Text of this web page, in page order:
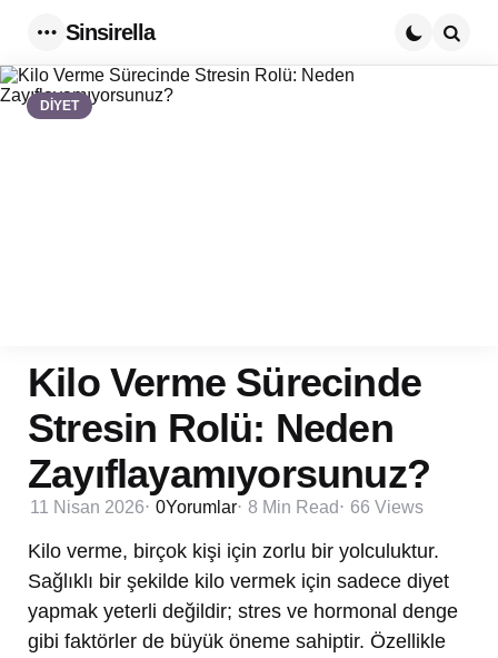
Sinsirella
DİYET
Kilo Verme Sürecinde
Stresin Rolü: Neden
Zayıflayamıyorsunuz?
11 Nisan 2026 0Yorumlar 8 Min Read 66 Views
Kilo verme, birçok kişi için zorlu bir yolculuktur.
Sağlıklı bir şekilde kilo vermek için sadece diyet
yapmak yeterli değildir; stres ve hormonal denge
gibi faktörler de büyük öneme sahiptir. Özellikle